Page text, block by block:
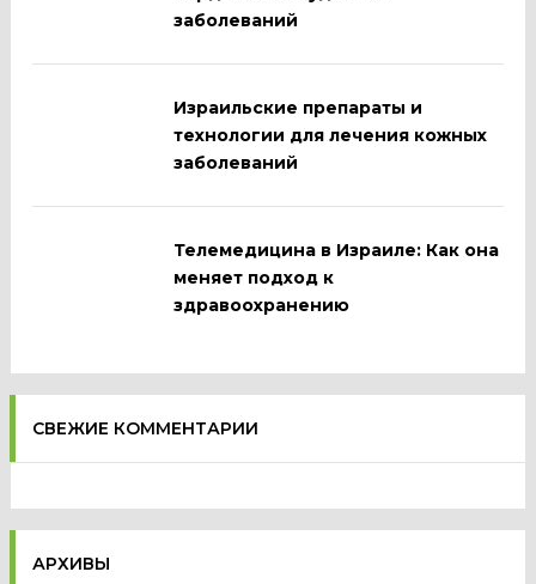
заболеваний
Израильские препараты и
технологии для лечения кожных
заболеваний
Телемедицина в Израиле: Как она
меняет подход к
здравоохранению
СВЕЖИЕ КОММЕНТАРИИ
АРХИВЫ